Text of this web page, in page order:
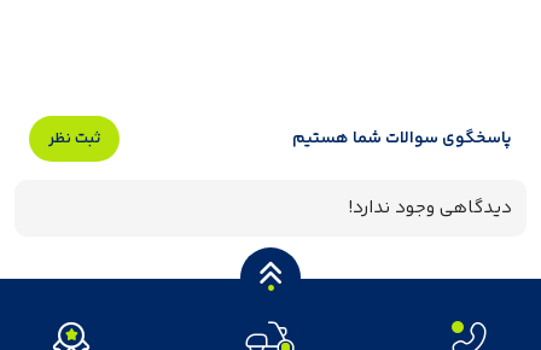
پاسخگوی سوالات شما هستیم ثبت نظر
دیدگاهی وجود ندارد!